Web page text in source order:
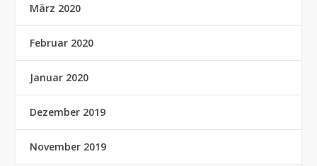
März 2020
Februar 2020
Januar 2020
Dezember 2019
November 2019